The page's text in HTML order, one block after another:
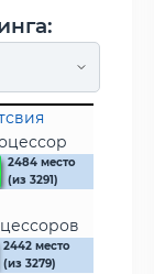
2484 место
(из 3291)
2442 место
(из 3279)